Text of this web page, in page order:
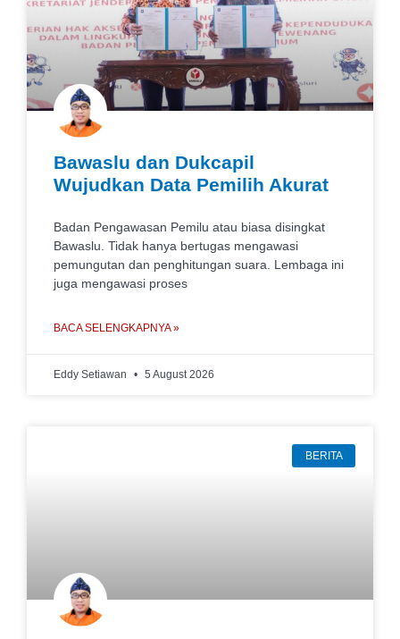
Bawaslu dan Dukcapil
Wujudkan Data Pemilih Akurat
Badan Pengawasan Pemilu atau biasa disingkat
Bawaslu. Tidak hanya bertugas mengawasi
pemungutan dan penghitungan suara. Lembaga ini
juga mengawasi proses
BACA SELENGKAPNYA »
Eddy Setiawan 5 August 2026
BERITA